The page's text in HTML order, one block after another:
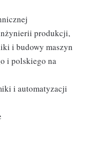
produkcji,
i budowy maszyn
i polskiego na
i automatyzacji